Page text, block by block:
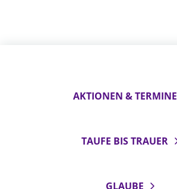
AKTIONEN & TERMINE
TAUFE BIS TRAUER
GLAUBE